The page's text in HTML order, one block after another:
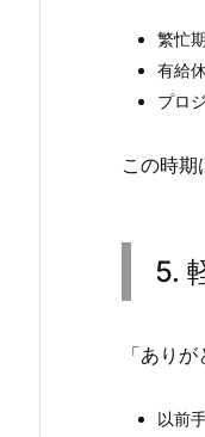
繁忙
有給
プロ
この時期
5.
「あり
以前